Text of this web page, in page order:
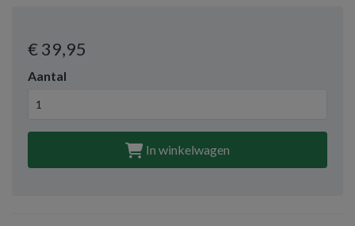
€ 39,95
Aantal
In winkelwagen